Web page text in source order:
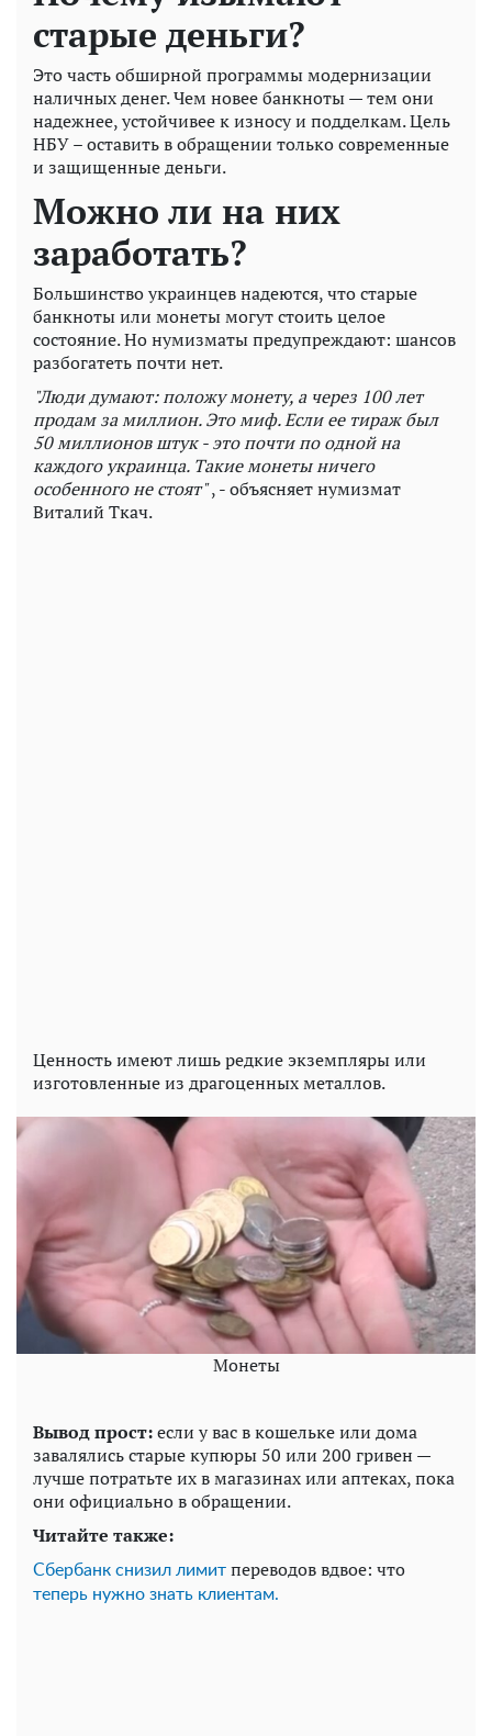
старые деньги?
Это часть обширной программы модернизации
наличных денег. Чем новее банкноты — тем они
надежнее, устойчивее к износу и подделкам. Цель
НБУ – оставить в обращении только современные
и защищенные деньги.
Можно ли на них
заработать?
Большинство украинцев надеются, что старые
банкноты или монеты могут стоить целое
состояние. Но нумизматы предупреждают: шансов
разбогатеть почти нет.
"Люди думают: положу монету, а через 100 лет
продам за миллион. Это миф. Если ее тираж был
50 миллионов штук - это почти по одной на
каждого украинца. Такие монеты ничего
особенного не стоят", - объясняет нумизмат
Виталий Ткач.
Ценность имеют лишь редкие экземпляры или
изготовленные из драгоценных металлов.
Монеты
Вывод прост:если у вас в кошельке или дома
завалялись старые купюры 50 или 200 гривен —
лучше потратьте их в магазинах или аптеках, пока
они официально в обращении.
Читайте также:
Сбербанк снизил лимит переводов вдвое: что
теперь нужно знать клиентам.